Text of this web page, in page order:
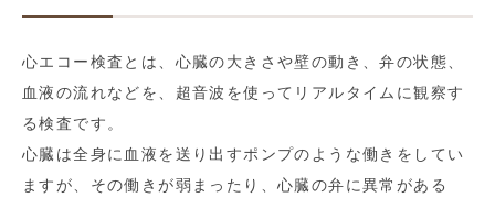
心エコー検査とは、心臓の大きさや壁の動き、弁の状態、
血液の流れなどを、超音波を使ってリアルタイムに観察す
る検査です。
心臓は全身に血液を送り出すポンプのような働きをしてい
ますが、その働きが弱まったり、心臓の弁に異常がある